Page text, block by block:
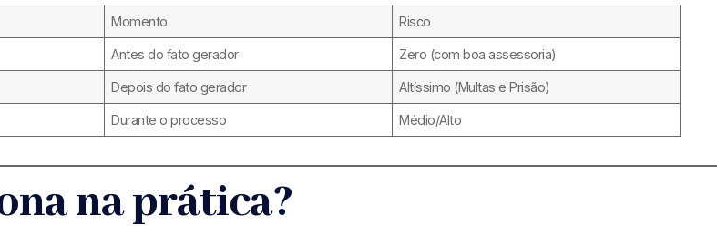
Momento Risco
Antes do fato gerador Zero (com boa assessoria)
Depois do fato gerador Altíssimo (Multas e Prisão)
Durante o processo Médio/Alto
na prática?